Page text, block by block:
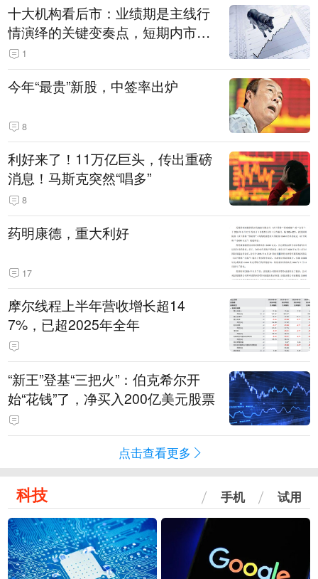
十大机构看后市：业绩期是主线行
情演绎的关键变奏点，短期内市场
或继续反弹，关注三条业绩主线
1
今年“最贵”新股，中签率出炉
8
利好来了！11万亿巨头，传出重磅
消息！马斯克突然“唱多”
8
药明康德，重大利好
17
摩尔线程上半年营收增长超14
7%，已超2025年全年
“新王”登基“三把火”：伯克希尔开
始“花钱”了，净买入200亿美元股票
点击查看更多
科技 手机 试用